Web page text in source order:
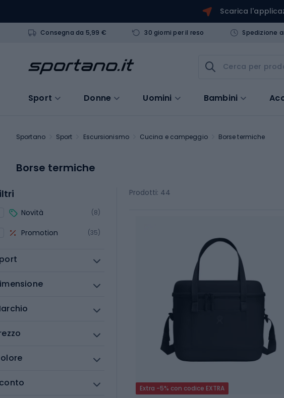
Scarica
Consegna da 5,99 € 30 giorni per il reso Spedizione
Sport Donne Uomini Bambini
Sportano Sport Escursionismo Cucina e campeggio Borse termiche
Borse termiche
Novità (8)
Promotion (35)
Prodotti: 44
Extra -5% con codice EXTRA